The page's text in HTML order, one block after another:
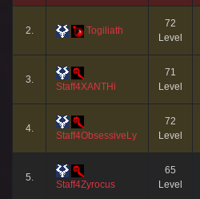
2. Togiliath
72
Level
3.
Staff4XANTHi
71
Level
4.
Staff4ObsessiveLy
72
Level
5.
Staff4Zyrocus
65
Level